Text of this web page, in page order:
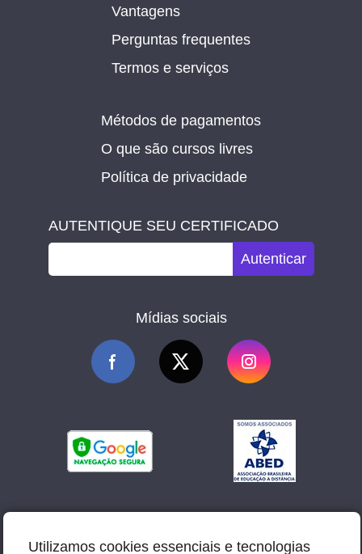
Vantagens
Perguntas frequentes
Termos e serviços
Métodos de pagamentos
O que são cursos livres
Política de privacidade
AUTENTIQUE SEU CERTIFICADO
Autenticar
Mídias sociais
Utilizamos cookies essenciais e tecnologias